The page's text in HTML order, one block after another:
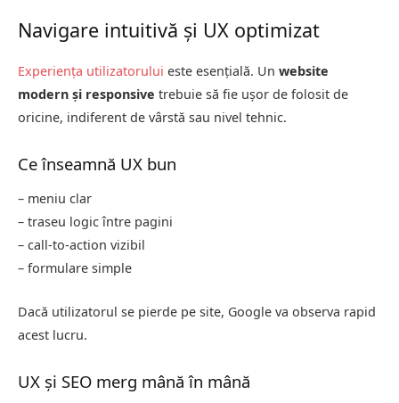
Navigare intuitivă și UX optimizat
Experiența utilizatorului este esențială. Un website
modern și responsive trebuie să fie ușor de folosit de
oricine, indiferent de vârstă sau nivel tehnic.
Ce înseamnă UX bun
– meniu clar
– traseu logic între pagini
– call-to-action vizibil
– formulare simple
Dacă utilizatorul se pierde pe site, Google va observa rapid
acest lucru.
UX și SEO merg mână în mână